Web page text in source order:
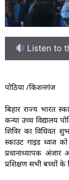
Listen to
पोठिया /किशनगंज
बिहार राज्य भारत
कन्या उच्च विद्यालय
शिविर का विधिवत
स्काउट गाइड ध्वज
प्रधानाध्यापक
प्रशिक्षण सभी बच्चों के